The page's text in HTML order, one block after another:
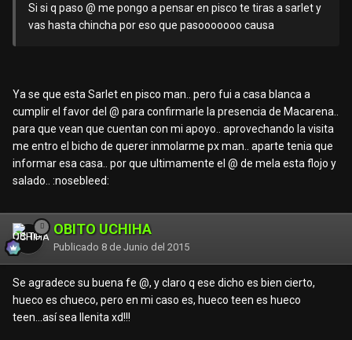
Si si q paso @ me pongo a pensar en pisco te tiras a sarlet y
vas hasta chincha por eso que pasooooooo causa
Ya se que esta Sarlet en pisco man.. pero fui a casa blanca a
cumplir el favor del @ para confirmarle la presencia de Macarena..
para que vean que cuentan con mi apoyo.. aprovechando la visita
me entro el bicho de querer inmolarme px man.. aparte tenia que
informar esa casa.. por que ultimamente el @ de mela esta flojo y
salado.. :nosebleed:
OBITO UCHIHA
Publicado 8 de Junio del 2015
Se agradece su buena fe @, y claro q ese dicho es bien cierto,
hueco es chueco, pero en mi caso es, hueco teen es hueco
teen...así sea llenita xd!!!